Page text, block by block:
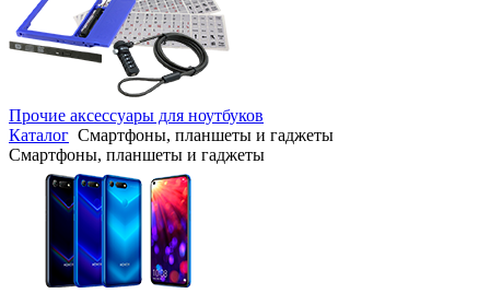
Прочие аксессуары для ноутбуков
Каталог Смартфоны, планшеты и гаджеты
Смартфоны, планшеты и гаджеты